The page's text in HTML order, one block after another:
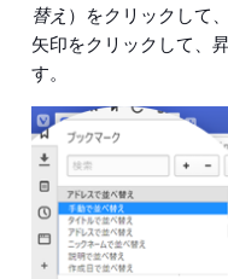
替え ）をクリックして
矢印をクリックして、
す。